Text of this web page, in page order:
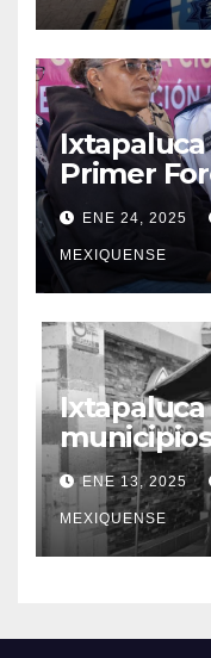
Ixtapaluca
Primer
ENE 24, 2025
MEXIQUENSE
tarifas
agua
ENE 13, 2025
MEXIQUENSE